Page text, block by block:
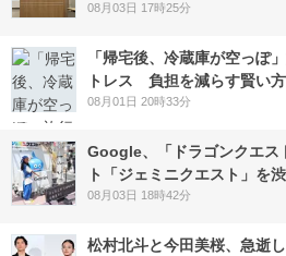
08月03日 17時25分
「帰宅後、冷蔵庫が空っぽ
トレス 負担を減らす賢い
08月01日 20時33分
Google、「ドラゴンクエ
ト「ジェミニクエスト」を
08月03日 18時42分
松村北斗と今田美桜、急逝